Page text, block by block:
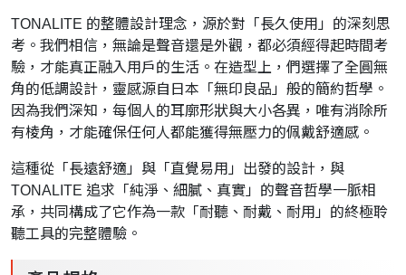
TONALITE 的整體設計理念，源於對「長久使用」的深刻思
考。我們相信，無論是聲音還是外觀，都必須經得起時間考
驗，才能真正融入用戶的生活。在造型上，們選擇了全圓無
角的低調設計，靈感源自日本「無印良品」般的簡約哲學。
因為我們深知，每個人的耳廓形狀與大小各異，唯有消除所
有棱角，才能確保任何人都能獲得無壓力的佩戴舒適感。
這種從「長遠舒適」與「直覺易用」出發的設計，與
TONALITE 追求「純淨、細膩、真實」的聲音哲學一脈相
承，共同構成了它作為一款「耐聽、耐戴、耐用」的終極聆
聽工具的完整體驗。